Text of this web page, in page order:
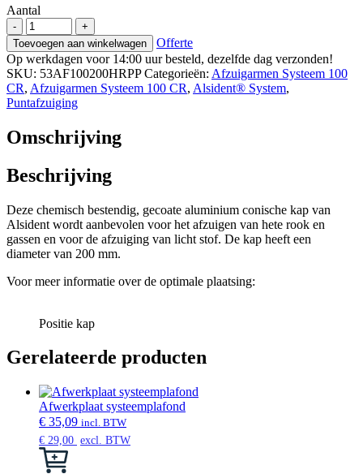
Aantal
-
Alsident
systeem
100
CR
conische
kap
Ø200
aantal
+
Toevoegen aan winkelwagen
Offerte
Op werkdagen voor 14:00 uur besteld, dezelfde dag verzonden!
SKU: 53AF100200HRPP Categorieën: Afzuigarmen Systeem 100
CR, Afzuigarmen Systeem 100 CR, Alsident® System,
Puntafzuiging
Omschrijving
Beschrijving
Deze chemisch bestendig, gecoate aluminium conische kap van
Alsident wordt aanbevolen voor het afzuigen van hete rook en
gassen en voor de afzuiging van licht stof. De kap heeft een
diameter van 200 mm.
Voor meer informatie over de optimale plaatsing:
Positie kap
Gerelateerde producten
Afwerkplaat systeemplafond
€ 35,09 incl. BTW
€ 29,00 excl. BTW
Dit